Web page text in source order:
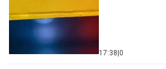
17:38|0